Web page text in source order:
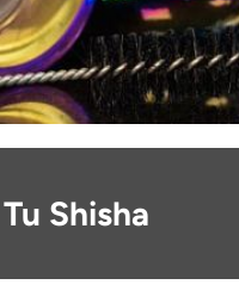
Shisha